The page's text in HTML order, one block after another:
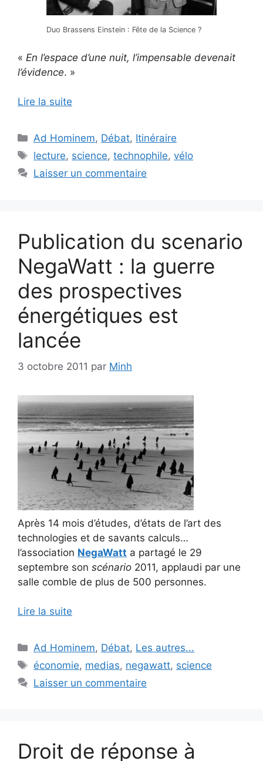
Duo Brassens Einstein : Fête de la Science ?
« En l’espace d’une nuit, l’impensable devenait
l’évidence. »
Lire la suite
Catégories
Ad Hominem, Débat, Itinéraire
Étiquettes
lecture, science,technophile,vélo
Laisser un commentaire
Publication du scenario
NegaWatt : la guerre
des prospectives
énergétiques est
lancée
3 octobre 2011 par Minh
Après 14 mois d’études, d’états de l’art des
technologies et de savants calculs…
l’association NegaWatt a partagé le 29
septembre son scénario 2011, applaudi par une
salle comble de plus de 500 personnes.
Lire la suite
Catégories
Ad Hominem, Débat, Les autres...
Étiquettes
économie, medias, negawatt, science
Laisser un commentaire
Droit de réponse à